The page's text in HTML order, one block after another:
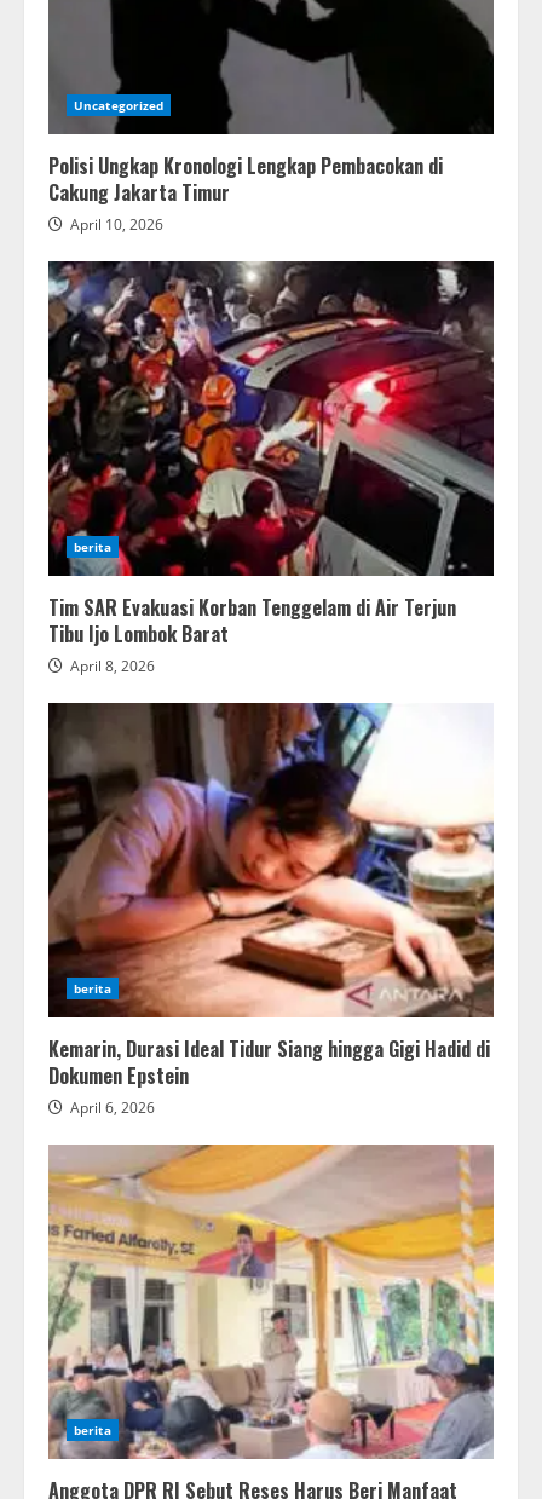
Uncategorized
Polisi Ungkap Kronologi Lengkap Pembacokan di
Cakung Jakarta Timur
April 10, 2026
berita
Tim SAR Evakuasi Korban Tenggelam di Air Terjun
Tibu Ijo Lombok Barat
April 8, 2026
berita
Kemarin, Durasi Ideal Tidur Siang hingga Gigi Hadid di
Dokumen Epstein
April 6, 2026
berita
Anggota DPR RI Sebut Reses Harus Beri Manfaat